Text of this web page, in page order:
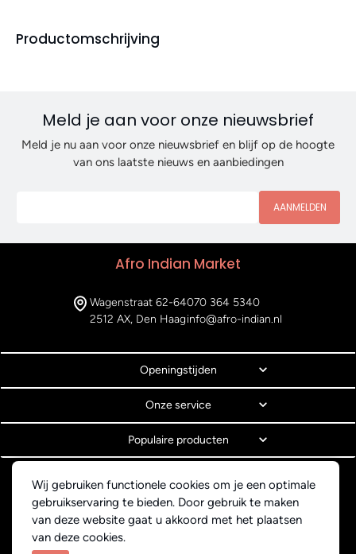
Wij gebruiken functionele cookies om je een optimale
gebruikservaring te bieden. Door gebruik te maken
van deze website gaat u akkoord met het plaatsen
van deze cookies.
Productomschrijving
Meld je aan voor onze nieuwsbrief
Meld je nu aan voor onze nieuwsbrief en blijf op de hoogte
van ons laatste nieuws en aanbiedingen
AANMELDEN
Afro Indian Market
Wagenstraat 62-64
2512 AX, Den Haag
070 364 5340
info@afro-indian.nl
Openingstijden
Onze service
Populaire producten
© Copyright 2026 Afro Indian Market
Algemene voorwaarden
Privacyverklaring
Webdesign BEWISE Solutions